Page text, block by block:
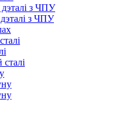
з ЧПУ
з ЧПУ
сталі